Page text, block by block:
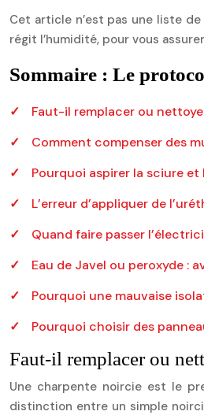
Cet article n’est pas une liste
régit l’humidité, pour vous
Sommaire : Le
Faut-il remplacer ou
Comment compenser des
Pourquoi aspirer la sciure
L’erreur d’appliquer de
Quand faire passer
Eau de Javel ou peroxyde :
Pourquoi une mauvaise
Pourquoi choisir des
Faut-il remplacer ou
Une charpente noircie est le
distinction entre un simple